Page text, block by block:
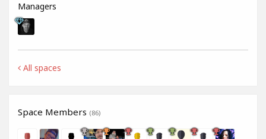
Managers
All spaces
Space Members (86)